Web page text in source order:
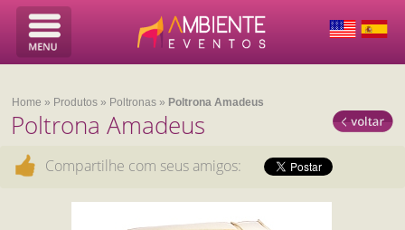
Home » Produtos » Poltronas » Poltrona Amadeus
Poltrona Amadeus
Compartilhe com seus amigos: